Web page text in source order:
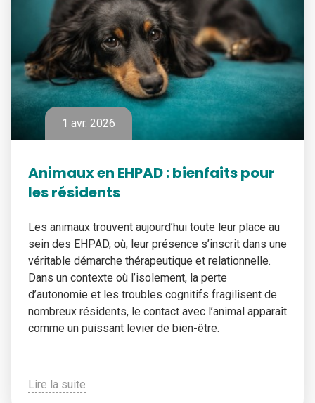
1 avr. 2026
Animaux en EHPAD : bienfaits pour
les résidents
Les animaux trouvent aujourd’hui toute leur place au
sein des EHPAD, où, leur présence s’inscrit dans une
véritable démarche thérapeutique et relationnelle.
Dans un contexte où l’isolement, la perte
d’autonomie et les troubles cognitifs fragilisent de
nombreux résidents, le contact avec l’animal apparaît
comme un puissant levier de bien-être.
Lire la suite